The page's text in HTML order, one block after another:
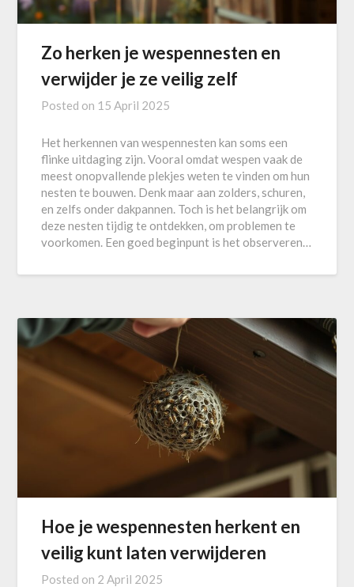
Zo herken je wespennesten en
verwijder je ze veilig zelf
Posted on 15 April 2025
Het herkennen van wespennesten kan soms een
flinke uitdaging zijn. Vooral omdat wespen vaak de
meest onopvallende plekjes weten te vinden om hun
nesten te bouwen. Denk maar aan zolders, schuren,
en zelfs onder dakpannen. Toch is het belangrijk om
deze nesten tijdig te ontdekken, om problemen te
voorkomen. Een goed beginpunt is het observeren…
Hoe je wespennesten herkent en
veilig kunt laten verwijderen
Posted on 2 April 2025